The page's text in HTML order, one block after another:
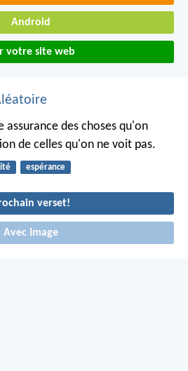
Android
votre site web
des choses qu'on
de celles qu'on ne voit pas.
espérance
verset!
Avec Image